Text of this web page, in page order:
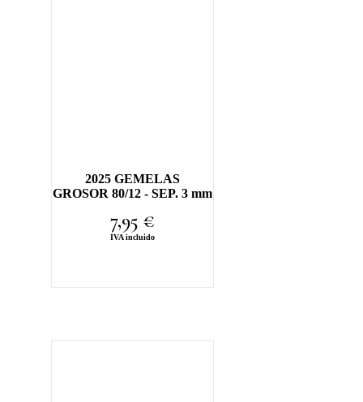
2025 GEMELAS
GROSOR 80/12 - SEP. 3 mm
7,95 €
IVA incluido